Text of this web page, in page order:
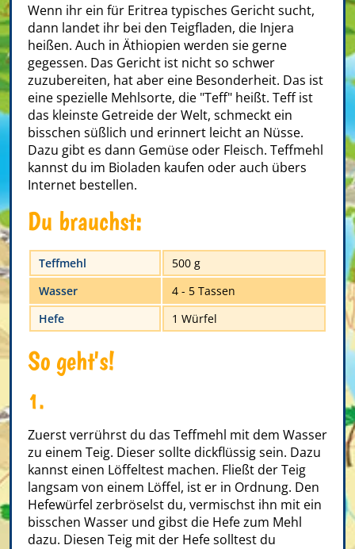
Wenn ihr ein für Eritrea typisches Gericht sucht,
dann landet ihr bei den Teigfladen, die Injera
heißen. Auch in Äthiopien werden sie gerne
gegessen. Das Gericht ist nicht so schwer
zuzubereiten, hat aber eine Besonderheit. Das ist
eine spezielle Mehlsorte, die "Teff" heißt. Teff ist
das kleinste Getreide der Welt, schmeckt ein
bisschen süßlich und erinnert leicht an Nüsse.
Dazu gibt es dann Gemüse oder Fleisch. Teffmehl
kannst du im Bioladen kaufen oder auch übers
Internet bestellen.
Du brauchst:
Teffmehl
500 g
Wasser
4 - 5 Tassen
Hefe
1 Würfel
So geht's!
1.
Zuerst verrührst du das Teffmehl mit dem Wasser
zu einem Teig. Dieser sollte dickflüssig sein. Dazu
kannst einen Löffeltest machen. Fließt der Teig
langsam von einem Löffel, ist er in Ordnung. Den
Hefewürfel zerbröselst du, vermischst ihn mit ein
bisschen Wasser und gibst die Hefe zum Mehl
dazu. Diesen Teig mit der Hefe solltest du